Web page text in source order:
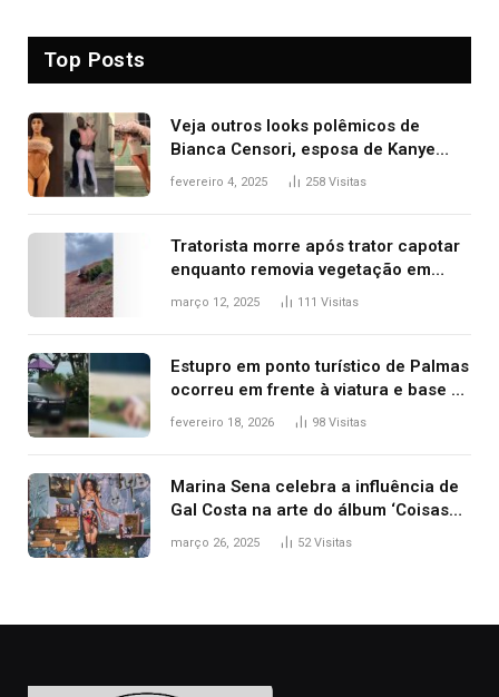
Top Posts
Veja outros looks polêmicos de
Bianca Censori, esposa de Kanye
West que apareceu nua no Grammy
fevereiro 4, 2025 258 Visitas
Tratorista morre após trator capotar
enquanto removia vegetação em
ribanceira de rodovia
março 12, 2025 111 Visitas
Estupro em ponto turístico de Palmas
ocorreu em frente à viatura e base de
segurança; polícia investiga
fevereiro 18, 2026 98 Visitas
Marina Sena celebra a influência de
Gal Costa na arte do álbum ‘Coisas
naturais’
março 26, 2025 52Visitas